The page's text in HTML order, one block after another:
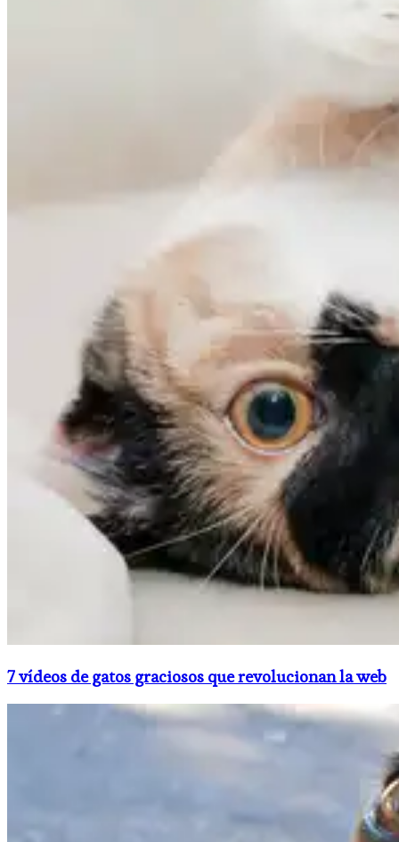
7 vídeos de gatos graciosos que revolucionan la web